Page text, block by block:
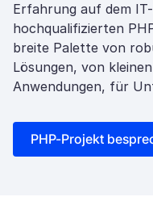
Erfahrung auf dem
hochqualifizierten
breite Palette von
Lösungen, von
Anwendungen, für
PHP-Projekt